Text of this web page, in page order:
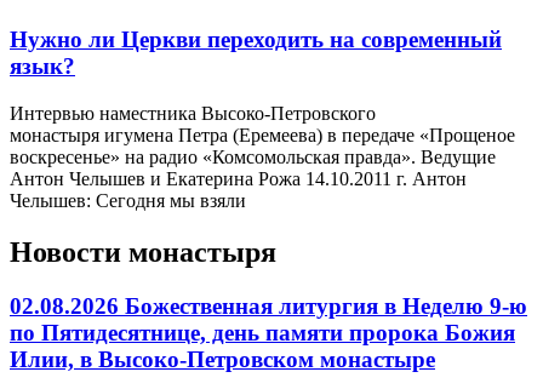
Нужно ли Церкви переходить на современный
язык?
Интервью наместника Высоко-Петровского
монастыря игумена Петра (Еремеева) в передаче «Прощеное
воскресенье» на радио «Комсомольская правда». Ведущие
Антон Челышев и Екатерина Рожа 14.10.2011 г. Антон
Челышев: Сегодня мы взяли
Новости монастыря
02.08.2026 Божественная литургия в Неделю 9-ю
по Пятидесятнице, день памяти пророка Божия
Илии, в Высоко-Петровском монастыре